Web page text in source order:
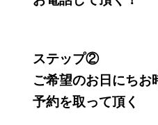
ステップ②
ご希望のお日にちお
予約を取って頂く